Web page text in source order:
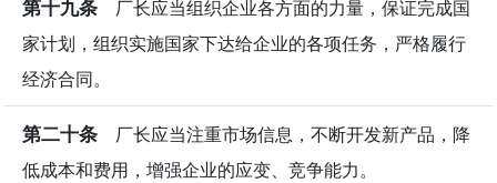
第十九条 厂长应当组织企业各方面的力量，保证完成国
家计划，组织实施国家下达给企业的各项任务，严格履行
经济合同。
第二十条 厂长应当注重市场信息，不断开发新产品，降
低成本和费用，增强企业的应变、竞争能力。